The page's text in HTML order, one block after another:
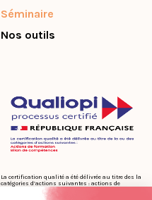
Séminaire
Nos outils
La certification qualité a été délivrée au titre des la
catégories d’actions suivantes : actions de
formation, bilans de compétences